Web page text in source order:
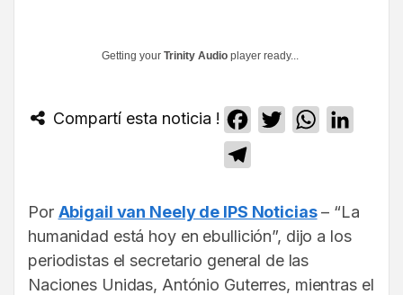
Getting your Trinity Audio player ready...
Compartí esta noticia ! Facebook
TwitterWhatsApp
Por Abigail van Neely de IPS Noticias– “La
humanidad está hoy en ebullición”, dijo a los
periodistas el secretario general de las
Naciones Unidas, António Guterres, mientras el